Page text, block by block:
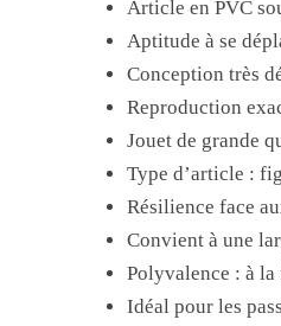
Article en PVC
Aptitude à se
Conception très
Reproduction
Jouet de grande
Type d’article :
Résilience face
Convient à une
Polyvalence : à
Idéal pour les